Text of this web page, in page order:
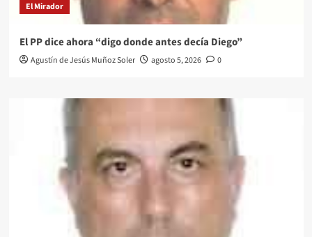
El Mirador
El PP dice ahora “digo donde antes decía Diego”
Agustín de Jesús Muñoz Soler agosto 5, 2026 0